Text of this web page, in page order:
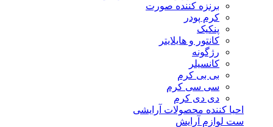
برنزه کننده صورت
کرم پودر
پنکیک
کانتور و هایلایتر
رژگونه
کانسیلر
بی بی کرم
سی سی کرم
دی دی کرم
احیا کننده محصولات آرایشی
ست لوازم آرایش